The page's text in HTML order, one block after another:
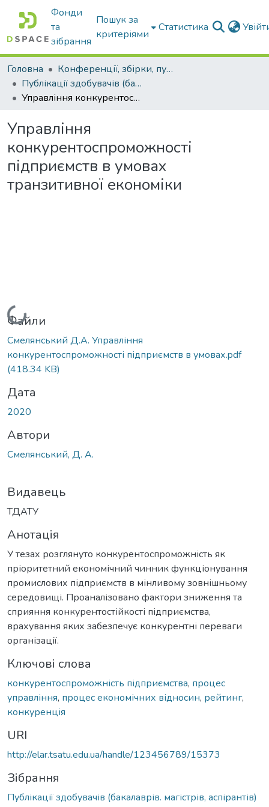
Фонди
та
зібрання
Пошук за
критеріями
Статистика
Головна
Конференції, збірки, публікації молодих вчених і здобувачів : магістрів, бакалаврів, аспірантів.
Публікації здобувачів (бакалаврів. магістрів, аспірантів)
Управління конкурентоспроможності підприємств в умовах транзитивної економіки
Управління
конкурентоспроможності
підприємств в умовах
транзитивної економіки
Вантажиться...
Файли
Смелянський Д.А. Управління
конкурентоспроможності підприємств в умовах.pdf
(418.34 KB)
Дата
2020
Автори
Смелянський, Д. А.
Видавець
ТДАТУ
Анотація
У тезах розглянуто конкурентоспроможність як
пріоритетний економічний чинник функціонування
промислових підприємств в мінливому зовнішньому
середовищі. Проаналізовано фактори зниження та
сприяння конкурентостійкості підприємства,
врахування яких забезпечує конкурентні переваги
організації.
Ключові слова
конкурентоспроможність підприємства, процес
управління, процес економічних відносин, рейтинг,
конкуренція
URI
http://elar.tsatu.edu.ua/handle/123456789/15373
Зібрання
Публікації здобувачів (бакалаврів. магістрів, аспірантів)